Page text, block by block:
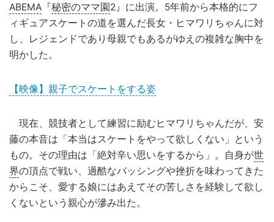
ABEMA 『秘密のママ園2』に出演。5年前から本格的にフ
ィギュアスケートの道を選んだ長女・ヒマワリちゃんに対
し、レジェンドであり母親でもあるがゆえの複雑な胸中を
明かした。
【映像】親子でスケートをする姿
現在、競技者として練習に励むヒマワリちゃんだが、安
藤の本音は「本当はスケートをやって欲しくない」という
もの。その理由は「絶対辛い思いをするから」。自身が世
界の頂点で戦い、過酷なバッシングや挫折を味わってきた
からこそ、愛する娘にはあえてその苦しさを経験して欲し
くないという親心が滲み出た。